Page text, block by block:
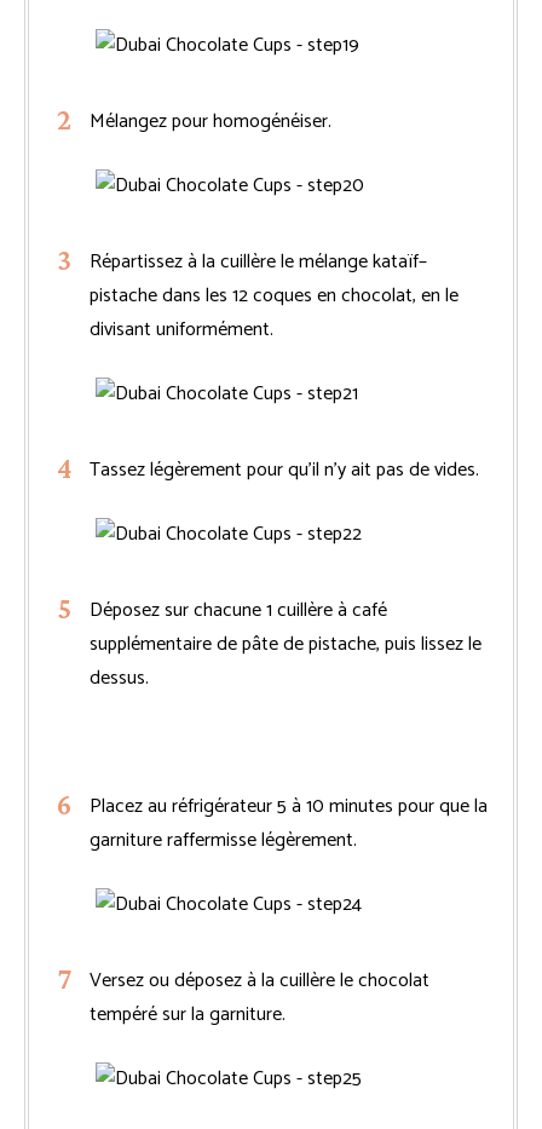
Mélangez pour homogénéiser.
Répartissez à la cuillère le mélange kataïf–
pistache dans les 12 coques en chocolat, en le
divisant uniformément.
Tassez légèrement pour qu’il n’y ait pas de vides.
Déposez sur chacune 1 cuillère à café
supplémentaire de pâte de pistache, puis lissez le
dessus.
Placez au réfrigérateur 5 à 10 minutes pour que la
garniture raffermisse légèrement.
Versez ou déposez à la cuillère le chocolat
tempéré sur la garniture.